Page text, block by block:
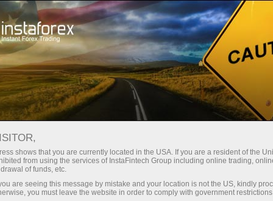
สำหรับเทรดเดอร์
การวิเคราะห์ฟอเร็กซ์
บทความวิเคราะห์ฟอเร็กซ์
shows that you are currently located in the USA. If you are a resident of the
from using the services of InstaFintech Group including online trading,
of funds, etc.
are seeing this message by mistake and your location is not the US, kindly
you must leave the website in order to comply with government